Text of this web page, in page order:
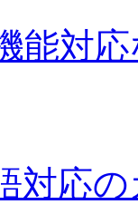
能対
対応